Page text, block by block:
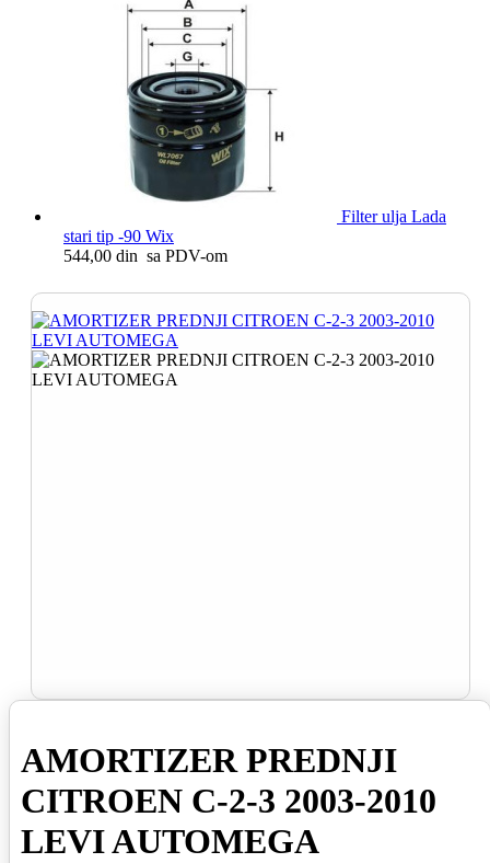
Filter ulja Lada
stari tip -90 Wix
544,00 din sa PDV-om
AMORTIZER PREDNJI
CITROEN C-2-3 2003-2010
LEVI AUTOMEGA